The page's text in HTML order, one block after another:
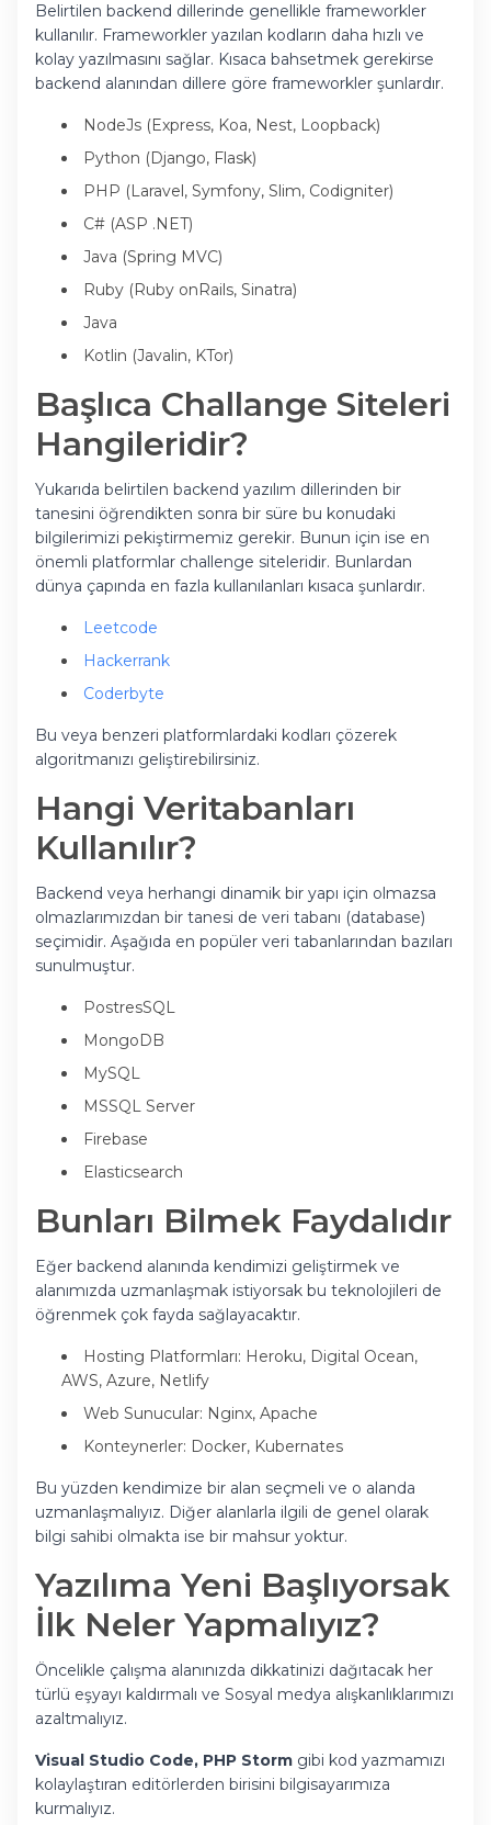
Belirtilen backend dillerinde genellikle frameworkler
kullanılır. Frameworkler yazılan kodların daha hızlı ve
kolay yazılmasını sağlar. Kısaca bahsetmek gerekirse
backend alanından dillere göre frameworkler şunlardır.
NodeJs (Express, Koa, Nest, Loopback)
Python (Django, Flask)
PHP (Laravel, Symfony, Slim, Codigniter)
C# (ASP .NET)
Java (Spring MVC)
Ruby (Ruby onRails, Sinatra)
Java
Kotlin (Javalin, KTor)
Başlıca Challange Siteleri
Hangileridir?
Yukarıda belirtilen backend yazılım dillerinden bir
tanesini öğrendikten sonra bir süre bu konudaki
bilgilerimizi pekiştirmemiz gerekir. Bunun için ise en
önemli platformlar challenge siteleridir. Bunlardan
dünya çapında en fazla kullanılanları kısaca şunlardır.
Leetcode
Hackerrank
Coderbyte
Bu veya benzeri platformlardaki kodları çözerek
algoritmanızı geliştirebilirsiniz.
Hangi Veritabanları
Kullanılır?
Backend veya herhangi dinamik bir yapı için olmazsa
olmazlarımızdan bir tanesi de veri tabanı (database)
seçimidir. Aşağıda en popüler veri tabanlarından bazıları
sunulmuştur.
PostresSQL
MongoDB
MySQL
MSSQL Server
Firebase
Elasticsearch
Bunları Bilmek Faydalıdır
Eğer backend alanında kendimizi geliştirmek ve
alanımızda uzmanlaşmak istiyorsak bu teknolojileri de
öğrenmek çok fayda sağlayacaktır.
Hosting Platformları: Heroku, Digital Ocean,
AWS, Azure, Netlify
Web Sunucular: Nginx, Apache
Konteynerler: Docker, Kubernates
Bu yüzden kendimize bir alan seçmeli ve o alanda
uzmanlaşmalıyız. Diğer alanlarla ilgili de genel olarak
bilgi sahibi olmakta ise bir mahsur yoktur.
Yazılıma Yeni Başlıyorsak
İlk Neler Yapmalıyız?
Öncelikle çalışma alanınızda dikkatinizi dağıtacak her
türlü eşyayı kaldırmalı ve Sosyal medya alışkanlıklarımızı
azaltmalıyız.
Visual Studio Code, PHP Storm gibi kod yazmamızı
kolaylaştıran editörlerden birisini bilgisayarımıza
kurmalıyız.